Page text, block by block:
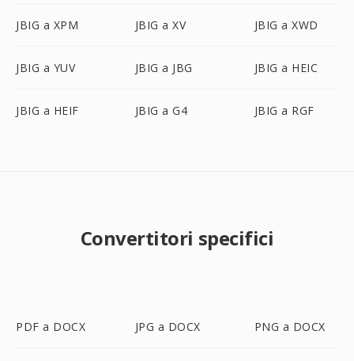
JBIG a XPM JBIG a XV JBIG a XWD
JBIG a YUV JBIG a JBG JBIG a HEIC
JBIG a HEIF JBIG a G4 JBIG a RGF
Convertitori specifici
PDF a DOCX JPG a DOCX PNG a DOCX